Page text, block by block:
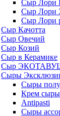
Сыр Лори
Сыр Лори
Сыр Лори
Сыр Качотта
Сыр Овечий
Сыр Козий
Сыр в Керамике
Сыр
Сыры
Сыры
Крем сыры
Antipasti
Сыры